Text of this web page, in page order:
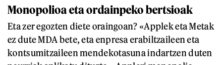
Monopolioa eta ordainpeko bertsioak
Eta zer egozten diete oraingoan? «Applek eta Metak
ez dute MDA bete, eta enpresa erabiltzaileen eta
kontsumitzaileen mendekotasuna indartzen duten